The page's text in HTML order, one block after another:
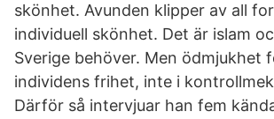
skönhet. Avunden klipper av all
individuell skönhet. Det är islam
Sverige behöver. Men ödmjukhet
individens frihet, inte i
Därför så intervjuar han fem